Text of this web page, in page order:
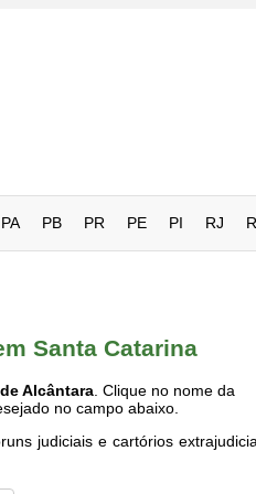
PA PB PR PE PI RJ
Santa Catarina
Alcântara . Clique no nome da
no campo abaixo.
judiciais e cartórios